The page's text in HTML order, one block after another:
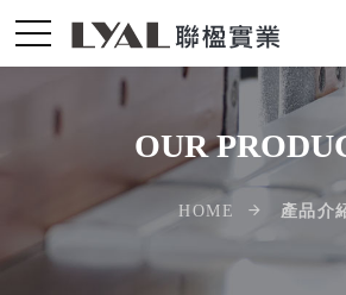
OUR
HOME 產品介